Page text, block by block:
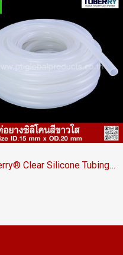
Tuberry® Clear Silicone Tubing | FDA Food Grade (ID 15mm x OD 20mm)